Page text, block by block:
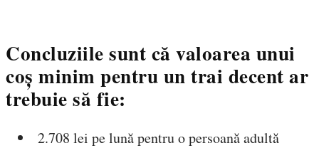
Concluziile sunt că valoarea unui
coș minim pentru un trai decent ar
trebuie să fie:
2.708 lei pe lună pentru o persoană adultă